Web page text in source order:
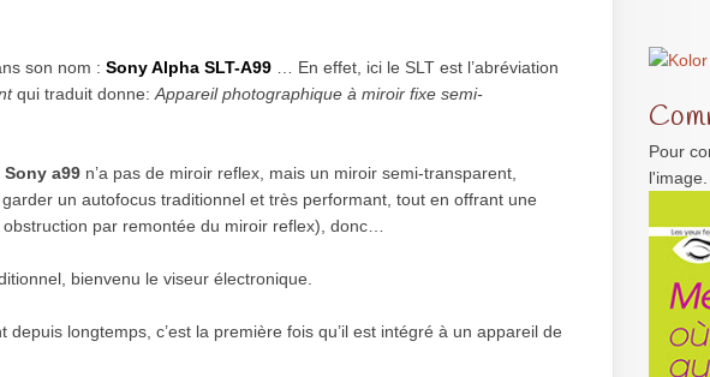
son nom : Sony Alpha SLT-A99 … En effet, ici le SLT est l’abréviation
qui traduit donne:Appareil photographique à miroir fixe semi-
Sony a99 n’a pas de miroir reflex, mais un miroir semi-transparent,
un autofocus traditionnel et très performant, tout en offrant une
par remontée du miroir reflex), donc…
bienvenu le viseur électronique.
depuis longtemps, c’est la première fois qu’il est intégré à un appareil de
Pour
l'image.